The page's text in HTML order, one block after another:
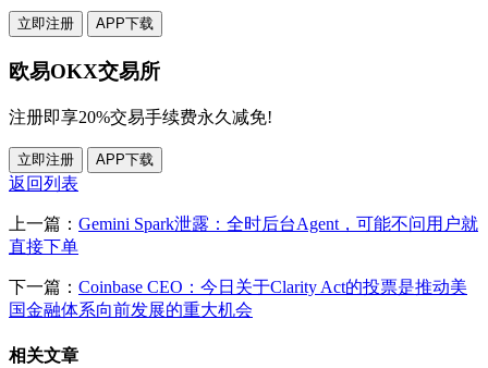
立即注册 APP下载
欧易OKX交易所
注册即享20%交易手续费永久减免!
立即注册 APP下载
返回列表
上一篇： Gemini Spark泄露：全时后台Agent，可能不问用户就
直接下单
下一篇： Coinbase CEO：今日关于Clarity Act的投票是推动美
国金融体系向前发展的重大机会
相关文章